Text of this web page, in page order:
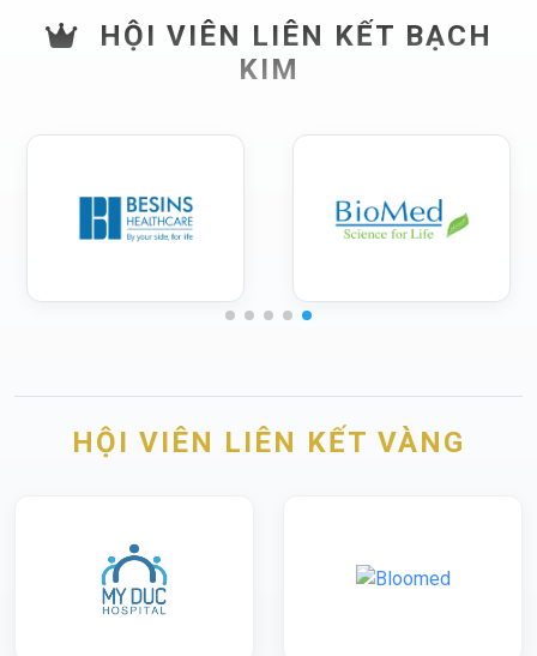
HỘI VIÊN LIÊN KẾT BẠCH
KIM
HỘI VIÊN LIÊN KẾT VÀNG